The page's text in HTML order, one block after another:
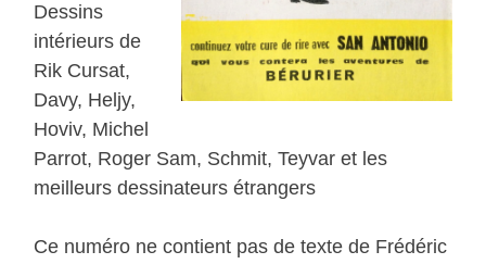
Dessins
intérieurs de
Rik Cursat,
Davy, Heljy,
Hoviv, Michel
Parrot, Roger Sam, Schmit, Teyvar et les
meilleurs dessinateurs étrangers
Ce numéro ne contient pas de texte de Frédéric